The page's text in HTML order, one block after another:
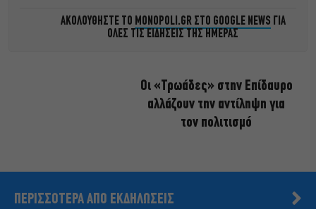
ΑΚΟΛΟΥΘΗΣΤΕ ΤΟ MONOPOLI.GR ΣΤΟ GOOGLE NEWS ΓΙΑ
ΟΛΕΣ ΤΙΣ ΕΙΔΗΣΕΙΣ ΤΗΣ ΗΜΕΡΑΣ
Οι «Τρωάδες» στην Επίδαυρο
αλλάζουν την αντίληψη για
τον πολιτισμό
ΠΕΡΙΣΣΟΤΕΡΑ ΑΠΟ ΕΚΔΗΛΩΣΕΙΣ